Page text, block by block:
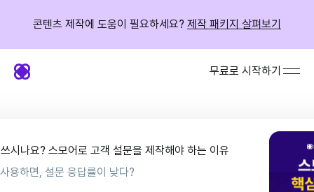
콘텐츠 제작에 도움이 필요하세요? 제작 패키지 살펴보기
무료로 시작하기
시나요? 스모어로 고객 설문을 제작해야 하는 이유
용하면, 설문 응답률이 낮다?